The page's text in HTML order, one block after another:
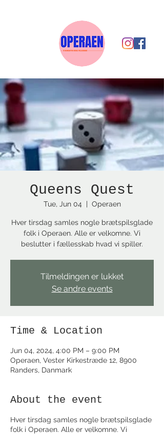
Queens Quest
Tue, Jun 04
  |
Operaen
Hver tirsdag samles nogle brætspilsglade
folk i Operaen. Alle er velkomne. Vi
beslutter i fællesskab hvad vi spiller.
Tilmeldingen er lukket
Se andre events
Time & Location
Jun 04, 2024, 4:00 PM – 9:00 PM
Operaen, Vester Kirkestræde 12, 8900
Randers, Danmark
About the event
Hver tirsdag samles nogle brætspilsglade
folk i Operaen. Alle er velkomne. Vi